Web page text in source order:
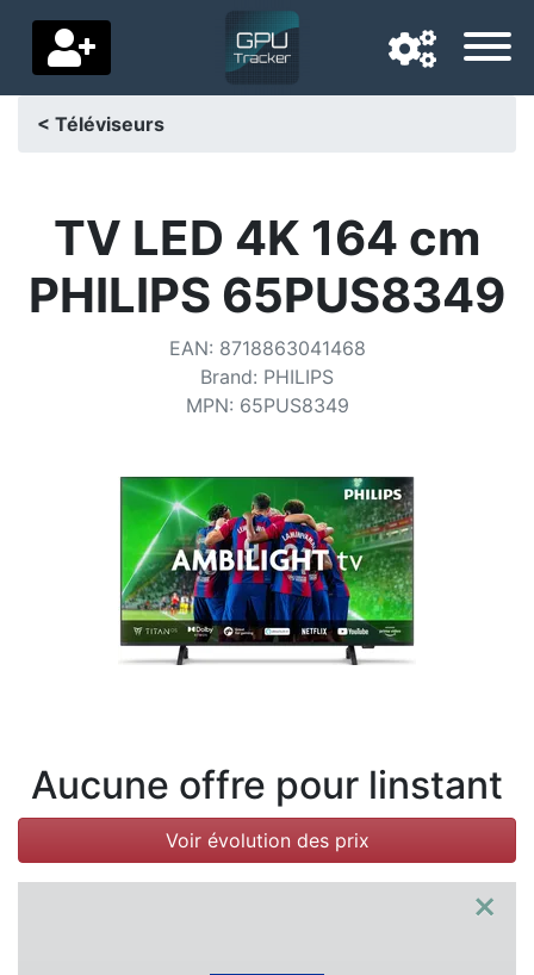
Pays de livraison
Accueil
Contactez-nous
Catégories
< Téléviseurs
TV LED 4K 164 cm
PHILIPS 65PUS8349
EAN: 8718863041468
Brand: PHILIPS
MPN: 65PUS8349
Aucune offre pour linstant
Voir évolution des prix
×